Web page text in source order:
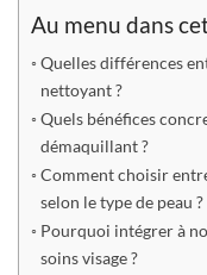
Au menu dans
Quelles différences
nettoyant ?
Quels bénéfices
démaquillant ?
Comment choisir
selon le type de peau ?
Pourquoi intégrer à
soins visage ?